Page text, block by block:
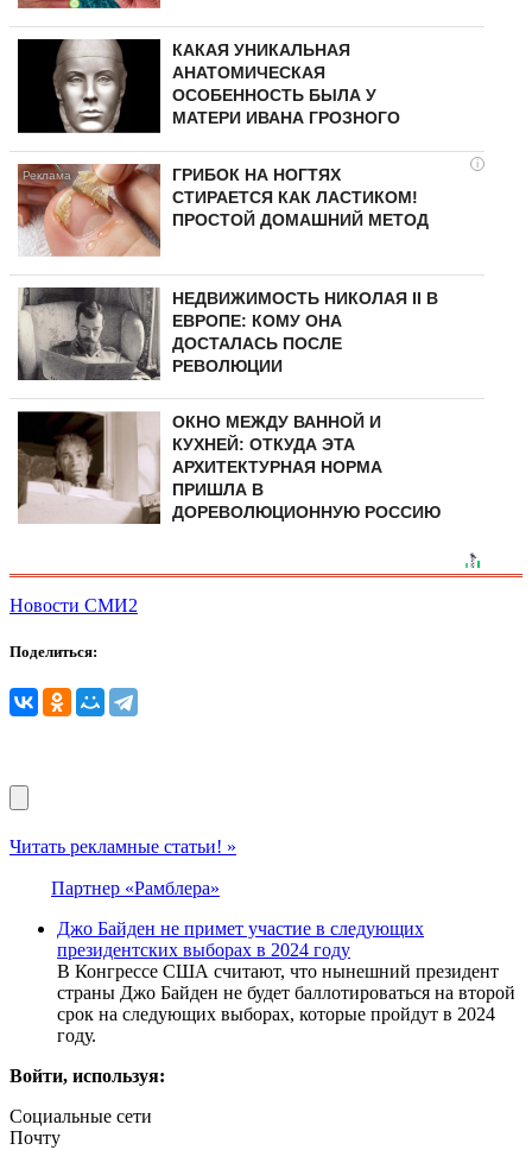
КАКАЯ УНИКАЛЬНАЯ
АНАТОМИЧЕСКАЯ
ОСОБЕННОСТЬ БЫЛА У
МАТЕРИ ИВАНА ГРОЗНОГО
i
ГРИБОК НА НОГТЯХ
СТИРАЕТСЯ КАК ЛАСТИКОМ!
ПРОСТОЙ ДОМАШНИЙ МЕТОД
НЕДВИЖИМОСТЬ НИКОЛАЯ II В
ЕВРОПЕ: КОМУ ОНА
ДОСТАЛАСЬ ПОСЛЕ
РЕВОЛЮЦИИ
ОКНО МЕЖДУ ВАННОЙ И
КУХНЕЙ: ОТКУДА ЭТА
АРХИТЕКТУРНАЯ НОРМА
ПРИШЛА В
ДОРЕВОЛЮЦИОННУЮ РОССИЮ
Новости СМИ2
Поделиться:
Читать рекламные статьи! »
Партнер «Рамблера»
Джо Байден не примет участие в следующих
президентских выборах в 2024 году
В Конгрессе США считают, что нынешний президент
страны Джо Байден не будет баллотироваться на второй
срок на следующих выборах, которые пройдут в 2024
году.
Войти, используя:
Социальные сети
Почту